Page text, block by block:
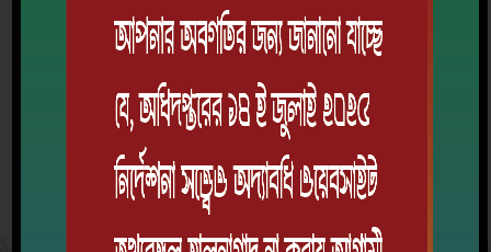
স্থাপিতঃ ০১-০১-১৯৬৭ খ্রিঃ
EIIN: 129594 | MPO Code: 1302011301
ডাউনলোড অ্যাপ লগইন অ্যালামনাই